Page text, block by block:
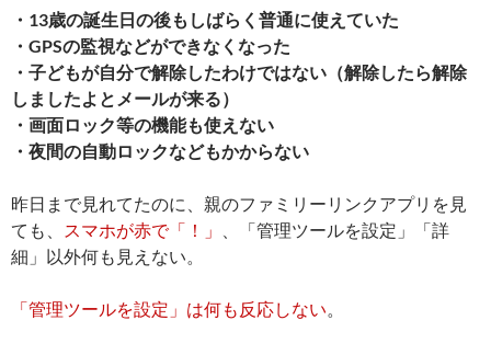
・13歳の誕生日の後もしばらく普通に使えていた
・GPSの監視などができなくなった
・子どもが自分で解除したわけではない（解除したら解除
しましたよとメールが来る）
・画面ロック等の機能も使えない
・夜間の自動ロックなどもかからない
昨日まで見れてたのに、親のファミリーリンクアプリを見
ても、
スマホが赤で「！」
、「管理ツールを設定」「詳
細」以外何も見えない。
「管理ツールを設定」は何も反応しない